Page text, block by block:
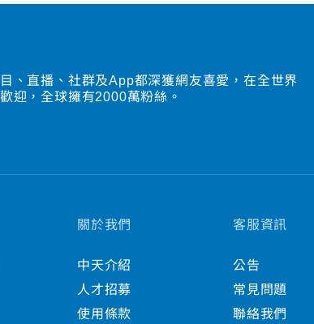
、直播、社群及App都深獲網友喜愛，在全世界
迎，全球擁有2000萬粉絲。
關於我們
中天介紹
人才招募
使用條款
客服資訊
公告
常見問題
聯絡我們